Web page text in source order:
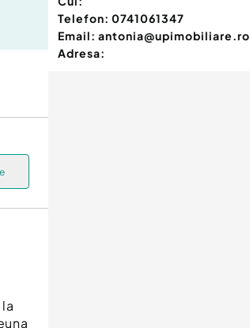
Telefon: 0741061347
Email: antonia@upimobiliare.ro
Adresa: